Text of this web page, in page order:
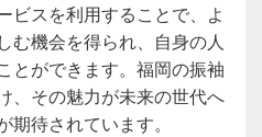
ビスを利用することで、よ
む機会を得られ、自身の人
とができます。福岡の振袖
、その魅力が未来の世代へ
待されています。